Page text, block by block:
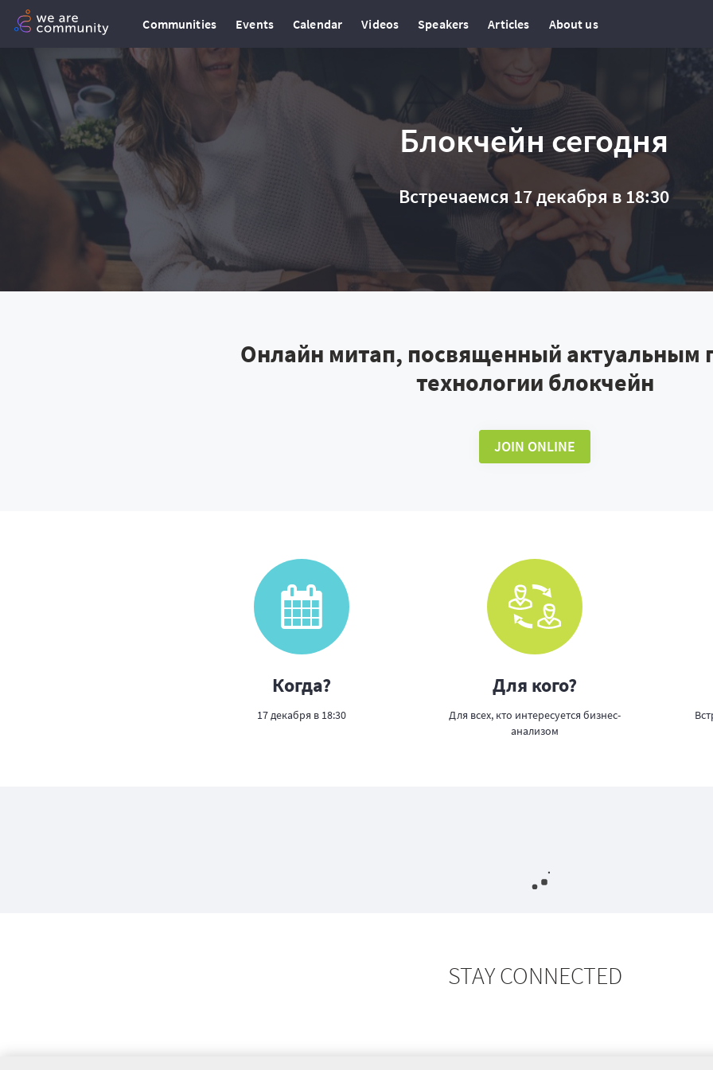
Communities Events Calendar Videos Speakers Articles About us
Блокчейн сегодня
Встречаемся 17 декабря в 18:30
Онлайн митап, посвященный актуальным
технологии блокчейн
JOIN ONLINE
Когда?
17 декабря в 18:30
Для кого?
Для всех, кто интересуется бизнес-
анализом
STAY CONNECTED